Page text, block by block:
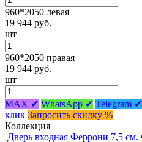
960*2050 левая
19 944 руб.
шт
960*2050 правая
19 944 руб.
шт
MAX ✔ WhatsApp ✔ Telegram ✔
клик Запросить скидку %
Коллекция
Дверь входная Феррони 7,5 см.